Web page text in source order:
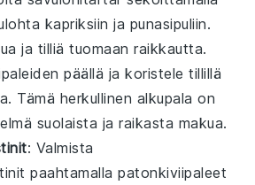
kapriksiin ja punasipuliin.
ja tilliä tuomaan raikkautta.
päällä ja koristeletillillä
. Tämä herkullinen alkupala on
suolaista ja raikasta makua.
: Valmista
paahtamallapatonkiviipaleet